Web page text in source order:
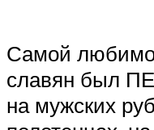
Самой
славян был
на мужских